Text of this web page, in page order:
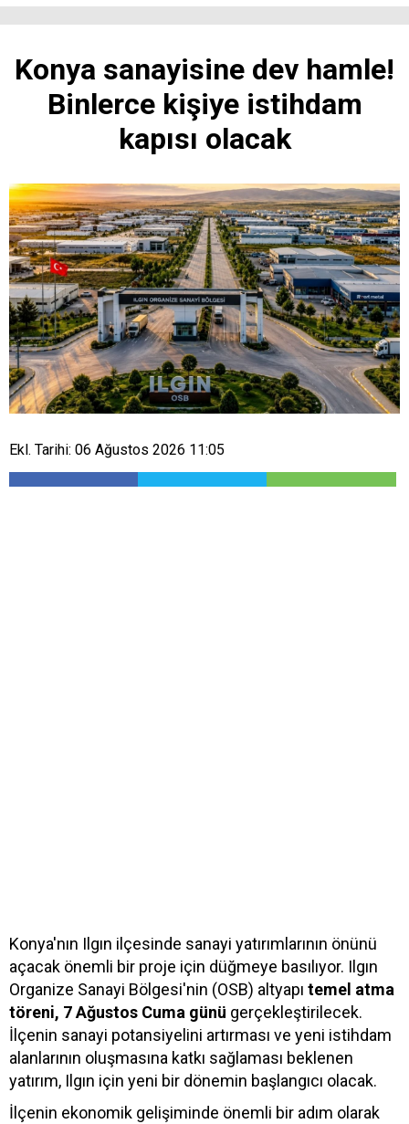
Konya sanayisine dev hamle!
Binlerce kişiye istihdam
kapısı olacak
Ekl. Tarihi: 06 Ağustos 2026 11:05
Konya'nın Ilgın ilçesinde sanayi yatırımlarının önünü
açacak önemli bir proje için düğmeye basılıyor. Ilgın
Organize Sanayi Bölgesi'nin (OSB) altyapı temel atma
töreni, 7 Ağustos Cuma günü gerçekleştirilecek.
İlçenin sanayi potansiyelini artırması ve yeni istihdam
alanlarının oluşmasına katkı sağlaması beklenen
yatırım, Ilgın için yeni bir dönemin başlangıcı olacak.
İlçenin ekonomik gelişiminde önemli bir adım olarak